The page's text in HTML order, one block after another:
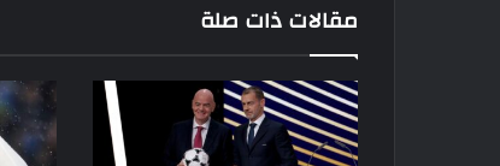
مقالات ذات صلة